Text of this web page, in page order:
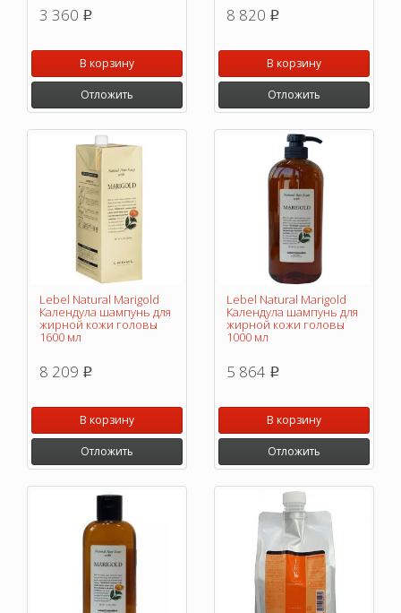
3 360 p
В корзину
Отложить
8 820 p
В корзину
Отложить
Lebel Natural Marigold
Календула шампунь для
жирной кожи головы
1600 мл
8 209 p
В корзину
Отложить
Lebel Natural Marigold
Календула шампунь для
жирной кожи головы
1000 мл
5 864 p
В корзину
Отложить